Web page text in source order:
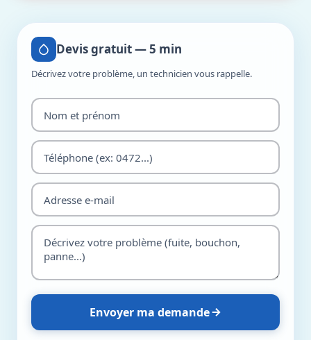
Devis gratuit — 5 min
Décrivez votre problème, un technicien vous rappelle.
Envoyer ma demande